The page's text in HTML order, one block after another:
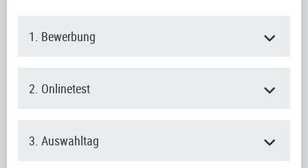
1. Bewerbung
2. Onlinetest
3. Auswahltag